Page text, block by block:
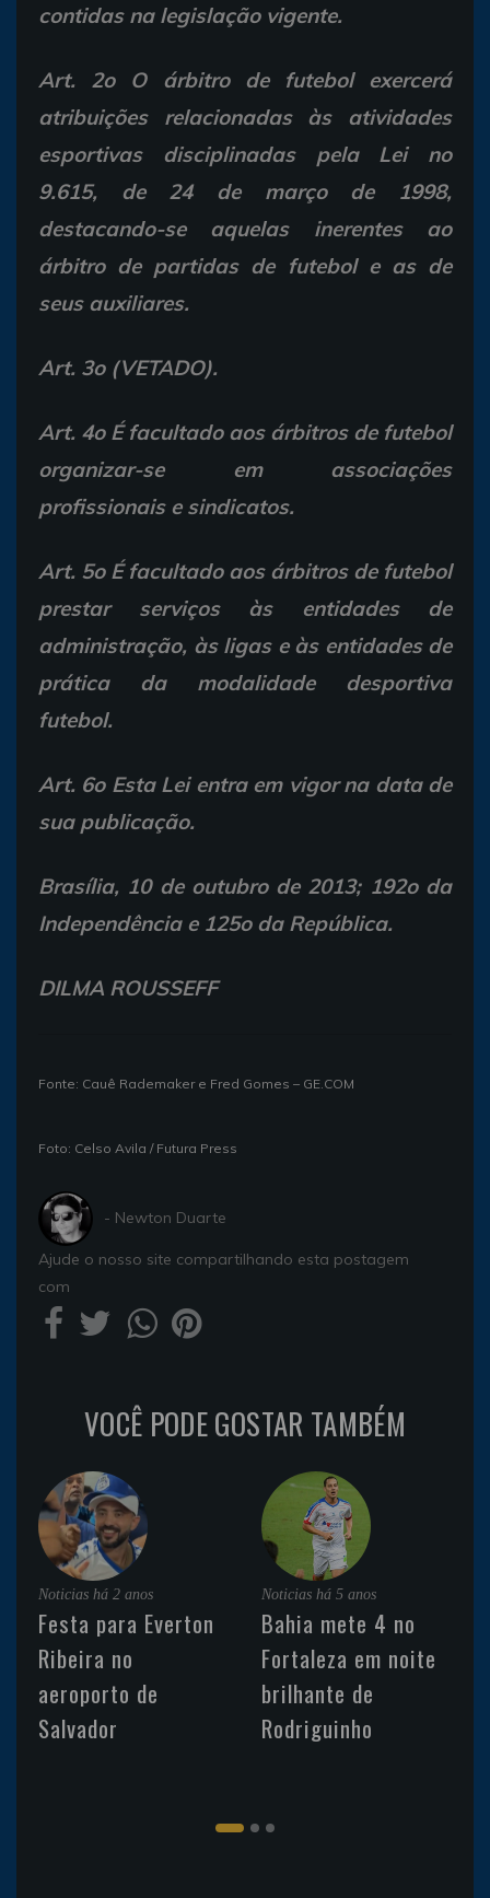
contidas na legislação vigente.
Art. 2o O árbitro de futebol exercerá
atribuições relacionadas às atividades
esportivas disciplinadas pela Lei no
9.615, de 24 de março de 1998,
destacando-se aquelas inerentes ao
árbitro de partidas de futebol e as de
seus auxiliares.
Art. 3o (VETADO).
Art. 4o É facultado aos árbitros de futebol
organizar-se em associações
profissionais e sindicatos.
Art. 5o É facultado aos árbitros de futebol
prestar serviços às entidades de
administração, às ligas e às entidades de
prática da modalidade desportiva
futebol.
Art. 6o Esta Lei entra em vigor na data de
sua publicação.
Brasília, 10 de outubro de 2013; 192o da
Independência e 125o da República.
DILMA ROUSSEFF
Fonte: Cauê Rademaker e Fred Gomes – GE.COM
Foto: Celso Avila / Futura Press
- Newton Duarte
Ajude o nosso site compartilhando esta postagem
com
VOCÊ PODE GOSTAR TAMBÉM
Noticias há 2 anos
Festa para Everton
Ribeira no
aeroporto de
Salvador
Noticias há 5 anos
Bahia mete 4 no
Fortaleza em noite
brilhante de
Rodriguinho